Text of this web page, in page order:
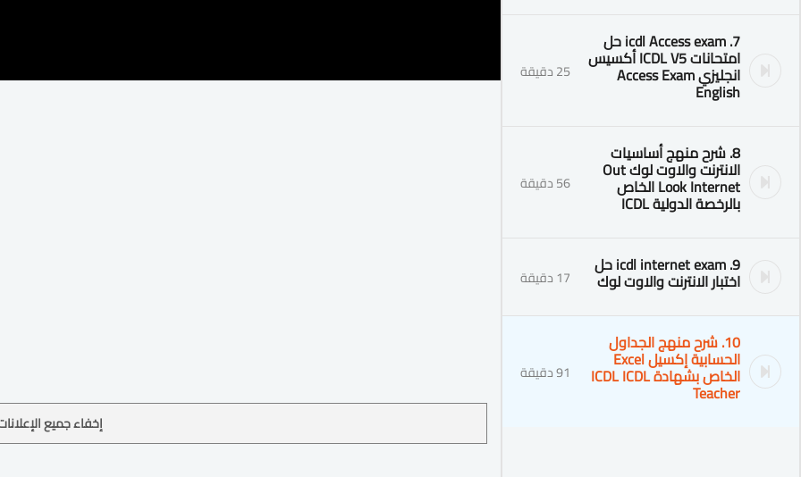
7. icdl Access exam حل
امتحانات ICDL V5 أكسيس
انجليزي Access Exam
English
25 دقيقة
8. شرح منهج أساسيات
الانترنت والاوت لوك Out
Look Internet الخاص
بالرخصة الدولية ICDL
56 دقيقة
9. icdl internet exam حل
اختبار الانترنت والاوت لوك 17 دقيقة
10. شرح منهج الجداول
الحسابية إكسيل Excel
الخاص بشهادة ICDL ICDL
Teacher
91 دقيقة
إخفاء جميع